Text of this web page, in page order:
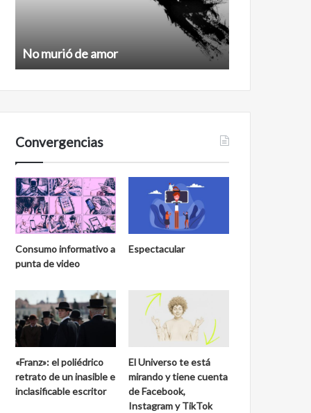
No murió de amor
Convergencias
Consumo informativo a
punta de video
Espectacular
«Franz»: el poliédrico
retrato de un inasible e
inclasificable escritor
El Universo te está
mirando y tiene cuenta
de Facebook,
Instagram y TikTok